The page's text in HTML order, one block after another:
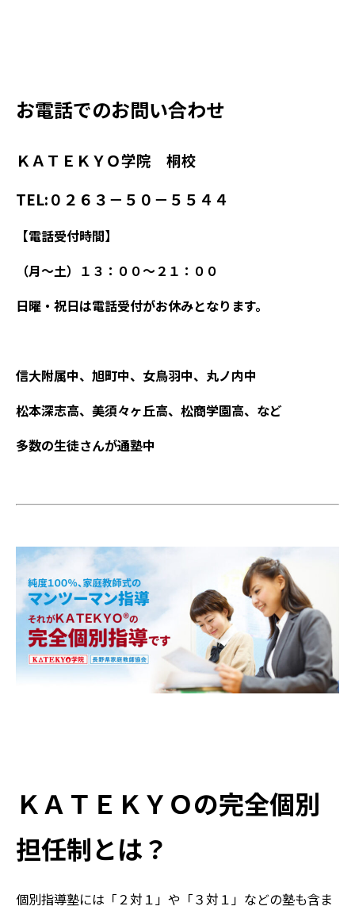
お電話でのお問い合わせ
ＫＡＴＥＫＹＯ学院 桐校
TEL:０２６３－５０－５５４４
【電話受付時間】
（月～土）１３：００～２１：００
日曜・祝日は電話受付がお休みとなります。
信大附属中、旭町中、女鳥羽中、丸ノ内中
松本深志高、美須々ヶ丘高、松商学園高、など
多数の生徒さんが通塾中
ＫＡＴＥＫＹＯの完全個別
担任制とは？
個別指導塾には「２対１」や「３対１」などの塾も含ま